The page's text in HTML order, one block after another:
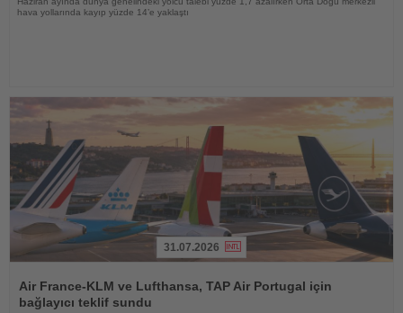
hava yollarında kayıp yüzde 14’e yaklaştı
Oku
31.07.2026
Air France-KLM ve Lufthansa, TAP Air Portugal için
bağlayıcı teklif sundu